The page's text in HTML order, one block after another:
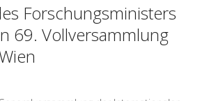
Forschungsministers
69. Vollversammlung